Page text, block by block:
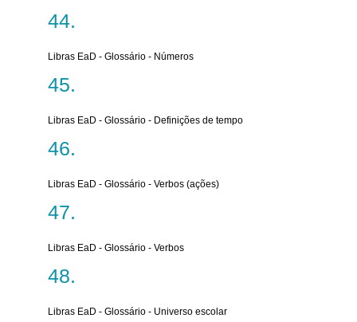
Libras EaD - Glossário - Números
Libras EaD - Glossário - Definições de tempo
Libras EaD - Glossário - Verbos (ações)
Libras EaD - Glossário - Verbos
Libras EaD - Glossário - Universo escolar